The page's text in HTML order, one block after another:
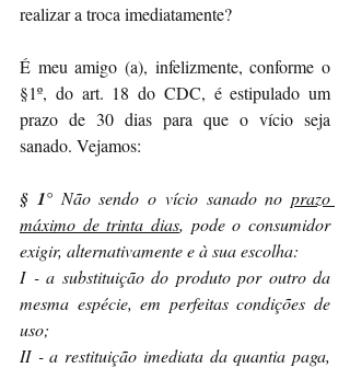
realizar a troca imediatamente?
É meu amigo (a), infelizmente, conforme o
§1º, do art. 18 do CDC, é estipulado um
prazo de 30 dias para que o vício seja
sanado. Vejamos:
§ 1° Não sendo o vício sanado no prazo
máximo de trinta dias, pode o consumidor
exigir, alternativamente e à sua escolha:
I - a substituição do produto por outro da
mesma espécie, em perfeitas condições de
uso;
II - a restituição imediata da quantia paga,